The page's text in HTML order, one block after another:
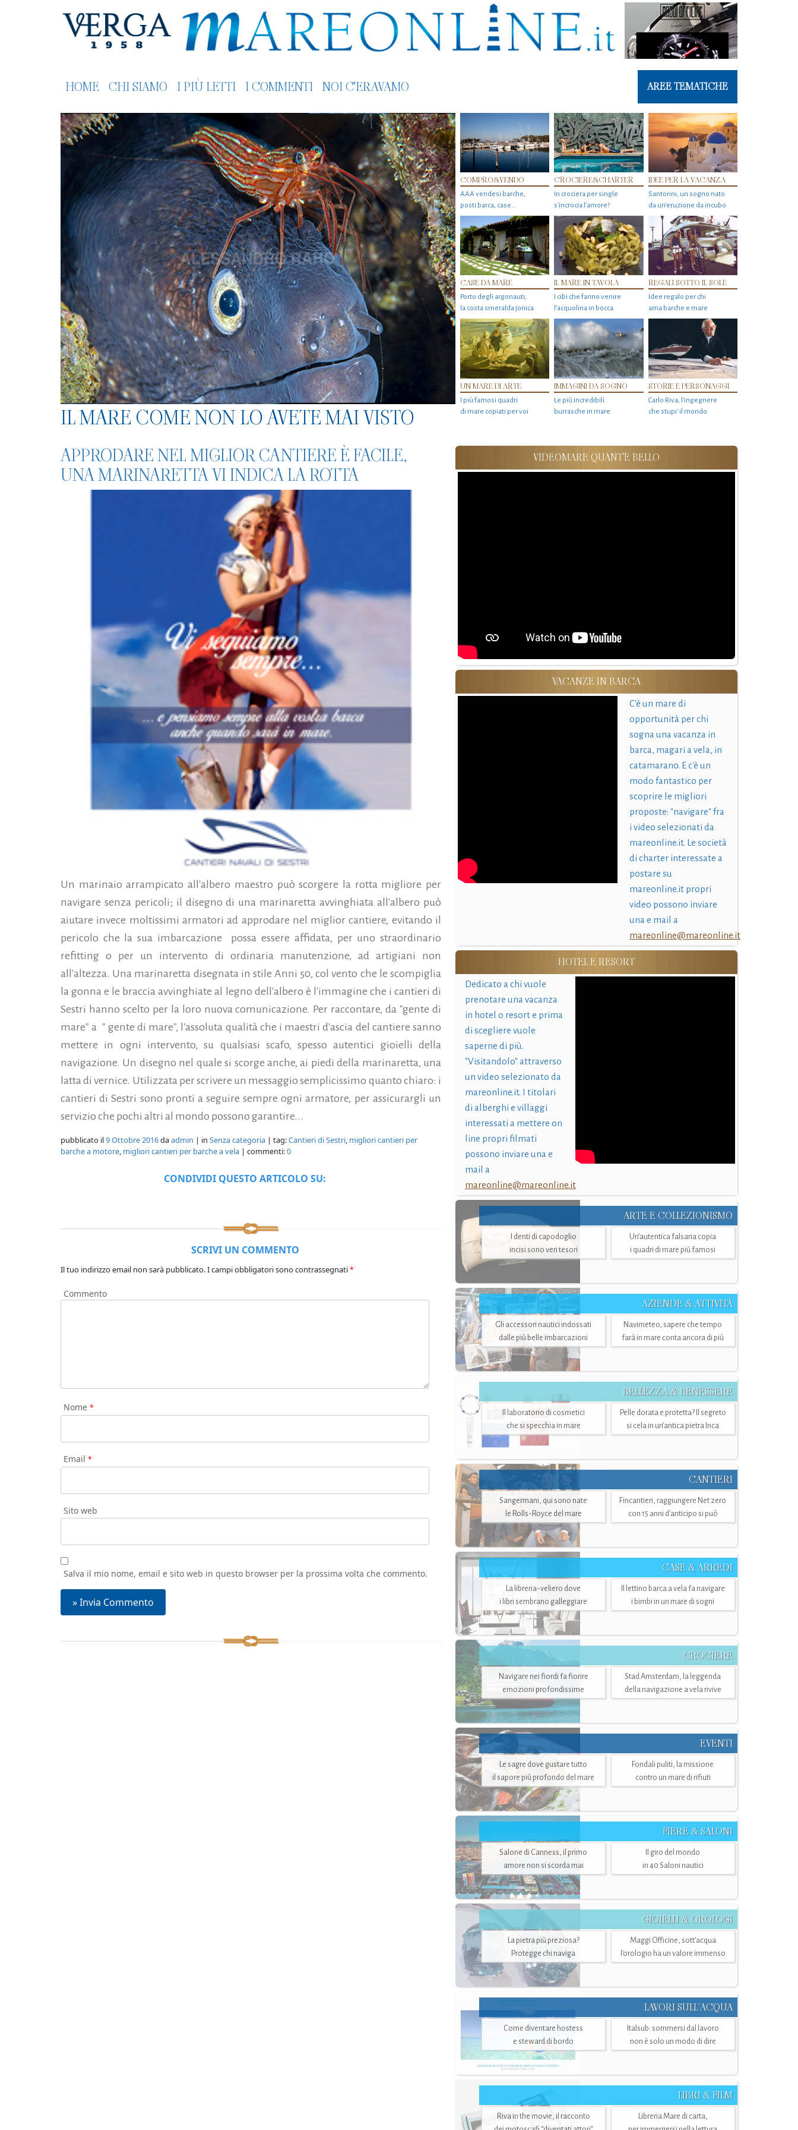
HOME CHI SIAMO I PIÙ LETTI I COMMENTI NOI C'ERAVAMO AREE TEMATICHE
IL MARE COME NON LO AVETE MAI VISTO
COMPRO&VENDO
AAA vendesi barche,
posti barca, case…
CROCIERE&CHARTER
In crociera per single
s'incrocia l’amore?
IDEE PER LA VACANZA
Santorini, un sogno nato
da un’eruzione da incubo
CASE DA MARE
Porto degli argonauti,
la costa smeralda jonica
IL MARE IN TAVOLA
I cibi che fanno venire
l’acquolina in bocca
REGALI SOTTO IL SOLE
Idee regalo per chi
ama barche e mare
UN MARE DI ARTE
I più famosi quadri
di mare copiati per voi
IMMAGINI DA SOGNO
Le più incredibili
burrasche in mare
STORIE E PERSONAGGI
Carlo Riva, l’ingegnere
che stupi' il mondo
APPRODARE NEL MIGLIOR CANTIERE È FACILE,
UNA MARINARETTA VI INDICA LA ROTTA
Un marinaio arrampicato all'albero maestro può scorgere la rotta migliore per
navigare senza pericoli; il disegno di una marinaretta avvinghiata all'albero può
aiutare invece moltissimi armatori ad approdare nel miglior cantiere, evitando il
pericolo che la sua imbarcazione
possa essere affidata, per uno straordinario
refitting o per un intervento di ordinaria manutenzione, ad artigiani non
all'altezza. Una marinaretta disegnata in stile Anni 50, col vento che le scompiglia
la gonna e le braccia avvinghiate al legno dell'albero è l'immagine che i cantieri di
Sestri hanno scelto per la loro nuova comunicazione. Per raccontare, da "gente di
mare" a " gente di mare", l'assoluta qualità che i maestri d'ascia del cantiere sanno
mettere in ogni intervento, su qualsiasi scafo, spesso autentici gioielli della
navigazione. Un disegno nel quale si scorge anche, ai piedi della marinaretta, una
latta di vernice. Utilizzata per scrivere un messaggio semplicissimo quanto chiaro: i
cantieri di Sestri sono pronti a seguire sempre ogni armatore, per assicurargli un
servizio che pochi altri al mondo possono garantire...
pubblicato il9 Ottobre 2016daadmin | in Senza categoria | tag:Cantieri di Sestri, migliori cantieri per
barche a motore, migliori cantieri per barche a vela | commenti:0
CONDIVIDI QUESTO ARTICOLO SU:
SCRIVI UN COMMENTO
Il tuo indirizzo email non sarà pubblicato.I campi obbligatori sono contrassegnati*
Commento
Nome *
Email *
Sito web
Salva il mio nome, email e sito web in questo browser per la prossima volta che commento.
VIDEOMARE QUANT'È BELLO
VACANZE IN BARCA
C'è un mare di
opportunità per chi
sogna una vacanza in
barca, magari a vela, in
catamarano. E c'è un
modo fantastico per
scoprire le migliori
proposte: "navigare" fra
i video selezionati da
mareonline.it. Le società
di charter interessate a
postare su
mareonline.it propri
video possono inviare
una e mail a
mareonline@mareonline.it
HOTEL E RESORT
Dedicato a chi vuole
prenotare una vacanza
in hotel o resort e prima
di scegliere vuole
saperne di più.
"Visitandolo" attraverso
un video selezionato da
mareonline.it. I titolari
di alberghi e villaggi
interessati a mettere on
line propri filmati
possono inviare una e
mail a
mareonline@mareonline.it
ARTE E COLLEZIONISMO
I denti di capodoglio
incisi sono veri tesori
Un’autentica falsaria copia
i quadri di mare più famosi
AZIENDE & ATTIVITÀ
Gli accessori nautici indossati
dalle più belle imbarcazioni
Navimeteo, sapere che tempo
farà in mare conta ancora di più
BELLEZZA & BENESSERE
Il laboratorio di cosmetici
che si specchia in mare
Pelle dorata e protetta? Il segreto
si cela in un’antica pietra Inca
CANTIERI
Sangermani, qui sono nate
le Rolls-Royce del mare
Fincantieri, raggiungere Net zero
con 15 anni d'anticipo si può
CASE & ARREDI
La libreria-veliero dove
i libri sembrano galleggiare
Il lettino barca a vela fa navigare
i bimbi in un mare di sogni
CROCIERE
Navigare nei fiordi fa fiorire
emozioni profondissime
Stad Amsterdam, la leggenda
della navigazione a vela rivive
EVENTI
Le sagre dove gustare tutto
il sapore più profondo del mare
Fondali puliti, la missione
contro un mare di rifiuti
FIERE & SALONI
Salone di Canness, il primo
amore non si scorda mai
Il giro del mondo
in 40 Saloni nautici
GIOIELLI & OROLOGI
La pietra più preziosa?
Protegge chi naviga
Maggi Officine, sott’acqua
l'orologio ha un valore immenso
LAVORI SULL’ACQUA
Come diventare hostess
e steward di bordo
Italsub: sommersi dal lavoro
non è solo un modo di dire
LIBRI & FILM
Riva in the movie, il racconto
Libreria Mare di carta,